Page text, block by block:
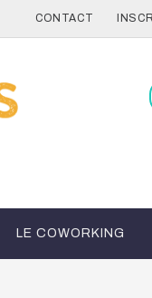
CONTACT
LE COWORKING